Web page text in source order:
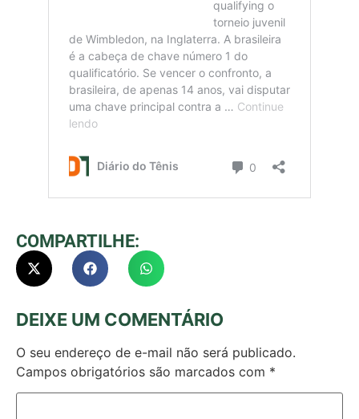
COMPARTILHE:
DEIXE UM COMENTÁRIO
O seu endereço de e-mail não será publicado.
Campos obrigatórios são marcados com *